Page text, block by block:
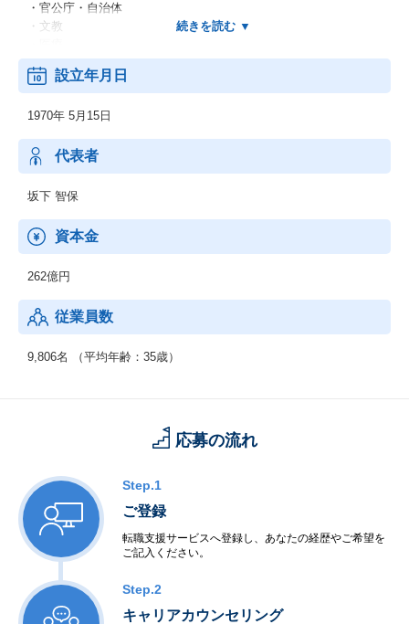
・官公庁・自治体
・文教
・他
＜業務別＞
・CRM
・SFA
・SCM
・ERP
・WEB
＜IT基盤、ネットワーク＞
・ネットワーク
・先端IT
・ミドルウェア
◆制御系システムサービス
＜移動体通信制御開発＞
・衛星・航空制御
・交通機関・車輌制御
・ビル・店舗設備制御
・電力・エネルギー制御
・通信インフラ制御
・LSI・FPGA設計
・電子回路設計・生産
設立年月日
1970年 5月15日
代表者
坂下 智保
資本金
262億円
従業員数
9,806名 （平均年齢：35歳）
応募の流れ
Step.1
ご登録
転職支援サービスへ登録し、あなたの経歴やご希望を
ご記入ください。
Step.2
キャリアカウンセリング